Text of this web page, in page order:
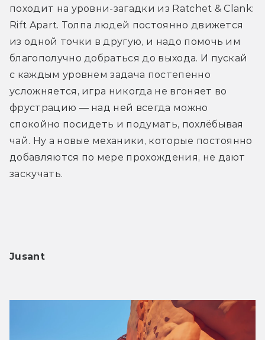
походит на уровни-загадки из Ratchet & Clank:
Rift Apart. Толпа людей постоянно движется
из одной точки в другую, и надо помочь им
благополучно добраться до выхода. И пускай
с каждым уровнем задача постепенно
усложняется, игра никогда не вгоняет во
фрустрацию — над ней всегда можно
спокойно посидеть и подумать, похлёбывая
чай. Ну а новые механики, которые постоянно
добавляются по мере прохождения, не дают
заскучать.
Jusant